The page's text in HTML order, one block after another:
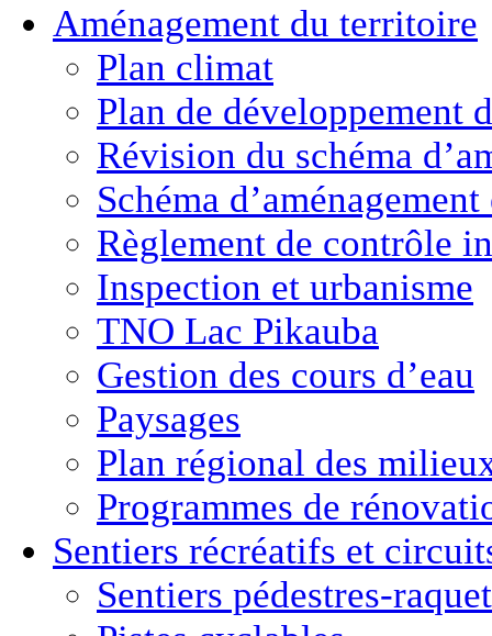
Aménagement du territoire
Plan climat
Plan de développement
Révision du schéma
Schéma
Règlement de contrôle
Inspection et urbanisme
TNO Lac Pikauba
Gestion des cours d’eau
Paysages
Plan régional des
Programmes de
Sentiers récréatifs et
Sentiers pédestres-